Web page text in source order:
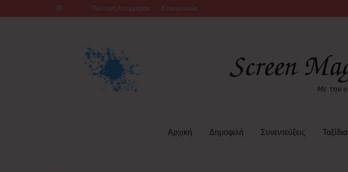
to
Πολιτική Απορρήτου Επικοινωνία
Αρχική Δημοφιλή Συνεντεύξεις Ταξίδια